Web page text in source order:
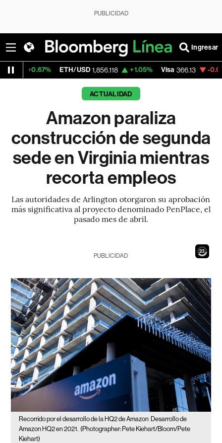
PUBLICIDAD
Ingresar
ETH/USD 1,856.118 +1.05% Visa 366.13 -0.04%
ACTUALIDAD
Amazon paraliza
construcción de segunda
sede en Virginia mientras
recorta empleos
Las autoridades de Arlington otorgaron su aprobación
más significativa al proyecto denominado PenPlace, el
pasado mes de abril.
21
PUBLICIDAD
Recorrido por el desarrollo de la HQ2 de Amazon Desarrollo de
Amazon HQ2 en 2021. (Photographer: Pete Kiehart/Bloom/Pete
Kiehart)